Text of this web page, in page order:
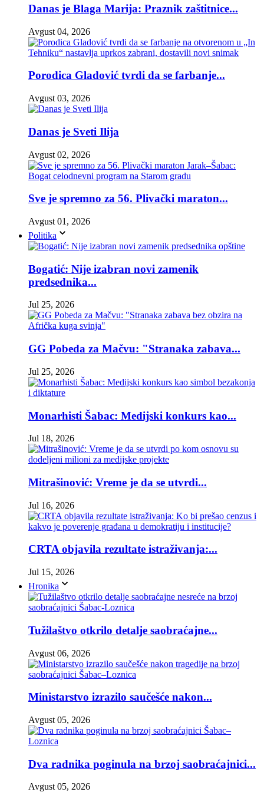
Danas je Blaga Marija: Praznik zaštitnice...
Avgust 04, 2026
Porodica Gladović tvrdi da se farbanje...
Avgust 03, 2026
Danas je Sveti Ilija
Avgust 02, 2026
Sve je spremno za 56. Plivački maraton...
Avgust 01, 2026
Politika
Bogatić: Nije izabran novi zamenik
predsednika...
Jul 25, 2026
GG Pobeda za Mačvu: "Stranaka zabava...
Jul 25, 2026
Monarhisti Šabac: Medijski konkurs kao...
Jul 18, 2026
Mitrašinović: Vreme je da se utvrdi...
Jul 16, 2026
CRTA objavila rezultate istraživanja:...
Jul 15, 2026
Hronika
Tužilaštvo otkrilo detalje saobraćajne...
Avgust 06, 2026
Ministarstvo izrazilo saučešće nakon...
Avgust 05, 2026
Dva radnika poginula na brzoj saobraćajnici...
Avgust 05, 2026